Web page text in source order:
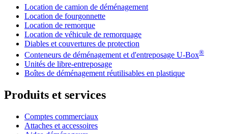
Location de camion de déménagement
Location de fourgonnette
Location de remorque
Location de véhicule de remorquage
Diables et couvertures de protection
Conteneurs de déménagement et d'entreposage U-Box®
Unités de libre-entreposage
Boîtes de déménagement réutilisables en plastique
Produits et services
Comptes commerciaux
Attaches et accessoires